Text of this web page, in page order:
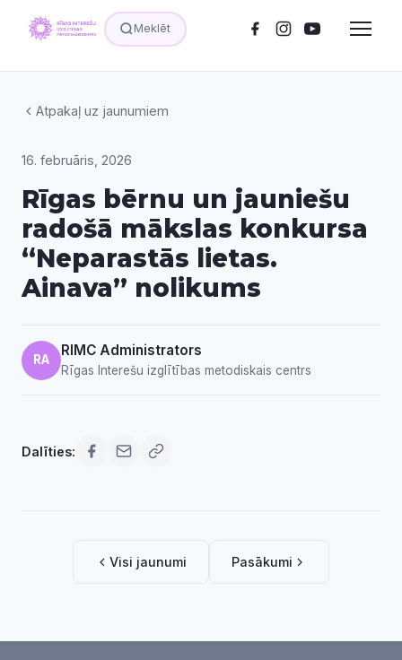
Meklēt
Atpakaļ uz jaunumiem
16. februāris, 2026
Rīgas bērnu un jauniešu
radošā mākslas konkursa
“Neparastās lietas.
Ainava” nolikums
RA
RIMC Administrators
Rīgas Interešu izglītības metodiskais centrs
Dalīties:
Visi jaunumi Pasākumi